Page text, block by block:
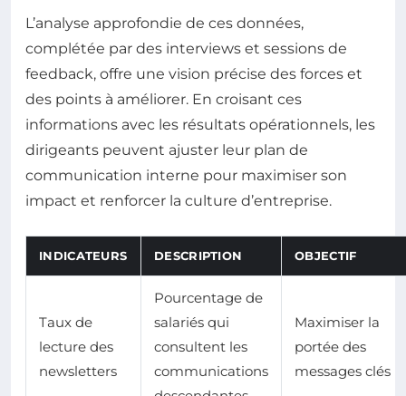
L’analyse approfondie de ces données,
complétée par des interviews et sessions de
feedback, offre une vision précise des forces et
des points à améliorer. En croisant ces
informations avec les résultats opérationnels, les
dirigeants peuvent ajuster leur plan de
communication interne pour maximiser son
impact et renforcer la culture d’entreprise.
INDICATEURS DESCRIPTION OBJECTIF
Taux de
lecture des
newsletters
Pourcentage de
salariés qui
consultent les
communications
Maximiser la
portée des
messages clés